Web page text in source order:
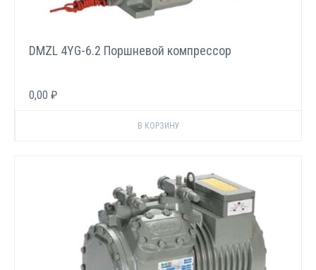
DMZL 4YG-6.2 Поршневой компрессор
0,00 ₽